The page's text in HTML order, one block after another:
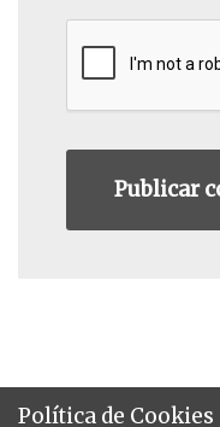
Política de Cookies